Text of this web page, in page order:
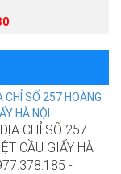
CHỈ SỐ 257 HOÀNG
HÀ NỘI
CHỈ SỐ 257
CẦU GIẤY HÀ
-